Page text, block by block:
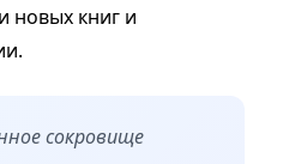
новых книг и
сокровище